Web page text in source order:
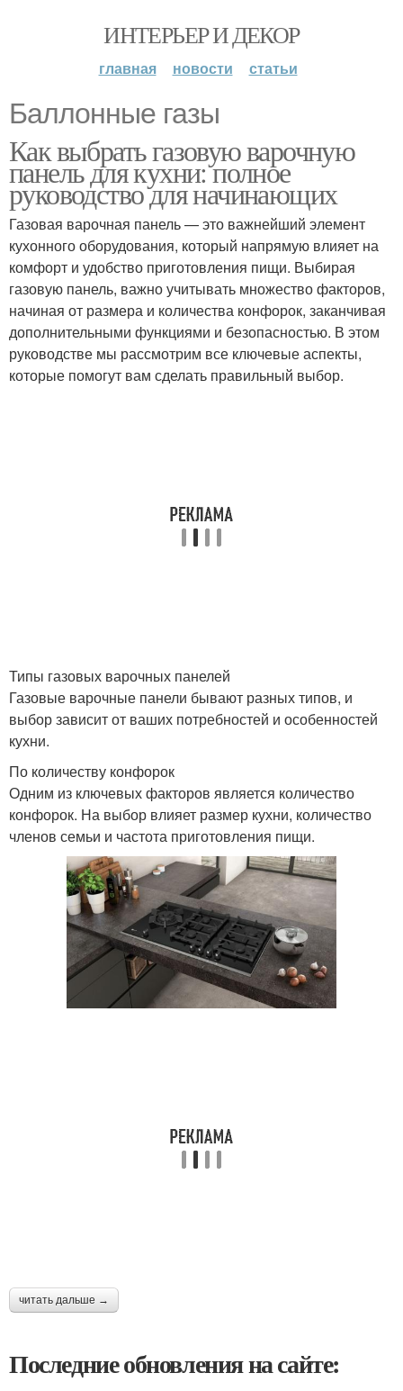
ИНТЕРЬЕР И ДЕКОР
главная новости статьи
Баллонные газы
Как выбрать газовую варочную
панель для кухни: полное
руководство для начинающих
Газовая варочная панель — это важнейший элемент
кухонного оборудования, который напрямую влияет на
комфорт и удобство приготовления пищи. Выбирая
газовую панель, важно учитывать множество факторов,
начиная от размера и количества конфорок, заканчивая
дополнительными функциями и безопасностью. В этом
руководстве мы рассмотрим все ключевые аспекты,
которые помогут вам сделать правильный выбор.
Типы газовых варочных панелей
Газовые варочные панели бывают разных типов, и
выбор зависит от ваших потребностей и особенностей
кухни.
По количеству конфорок
Одним из ключевых факторов является количество
конфорок. На выбор влияет размер кухни, количество
членов семьи и частота приготовления пищи.
читать дальше →
Последние обновления на сайте: